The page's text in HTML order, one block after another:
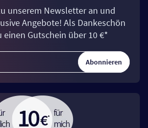
unserem Newsletter an und
Angebote! Als Dankeschön
einen Gutschein über 10 €*
Abonnieren